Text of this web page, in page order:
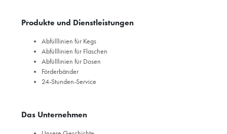
Produkte und Dienstleistungen
Abfülllinien für Kegs
Abfülllinien für Flaschen
Abfülllinien für Dosen
Förderbänder
24-Stunden-Service
Das Unternehmen